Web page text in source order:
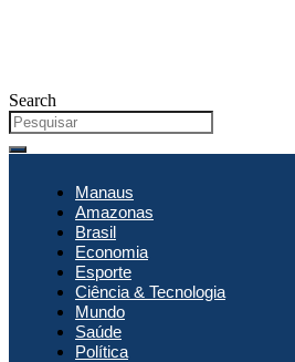
Search
Manaus
Amazonas
Brasil
Economia
Esporte
Ciência & Tecnologia
Mundo
Saúde
Política